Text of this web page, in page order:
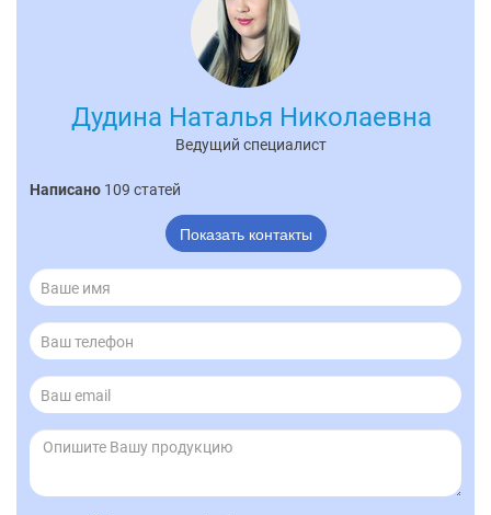
Дудина Наталья Николаевна
Ведущий специалист
Написано 109 статей
Показать контакты